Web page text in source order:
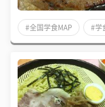
#全国学食MAP #学